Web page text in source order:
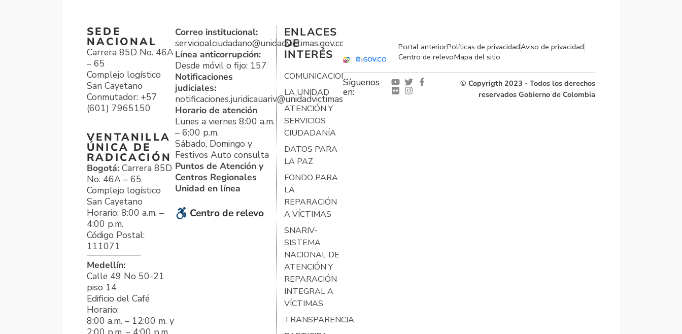
SEDE
NACIONAL
Carrera 85D No. 46A
– 65
Complejo logístico
San Cayetano
Conmutador: +57
(601) 7965150
VENTANILLA
ÚNICA DE
RADICACIÓN
Bogotá: Carrera 85D
No. 46A – 65
Complejo logístico
San Cayetano
Horario: 8:00 a.m. –
4:00 p.m.
Código Postal:
111071
Medellín:
Calle 49 No 50-21
piso 14
Edificio del Café
Horario:
8:00 a.m. – 12:00 m. y
Correo institucional:
servicioalciudadano@unidadvictimas.gov.co
Línea anticorrupción:
Desde móvil o fijo: 157
Notificaciones
judiciales:
notificaciones.juridicauariv@unidadvictimas.gov.co
Horario de atención
Lunes a viernes 8:00 a.m.
– 6:00 p.m.
Sábado, Domingo y
Festivos Auto consulta
Puntos de Atención y
Centros Regionales
Unidad en línea
Centro de relevo
ENLACES
DE
INTERÉS
COMUNICACIONES
LA UNIDAD
ATENCIÓN Y
SERVICIOS
CIUDADANÍA
DATOS PARA
LA PAZ
FONDO PARA
LA
REPARACIÓN
A VÍCTIMAS
SNARIV-
SISTEMA
NACIONAL DE
ATENCIÓN Y
REPARACIÓN
INTEGRAL A
VÍCTIMAS
TRANSPARENCIA
Portal anteriorPolíticas de privacidadAviso de privacidad
Centro de relevoMapa del sitio
Síguenos
en:
© Copyrigth 2023 - Todos los derechos
reservados Gobierno de Colombia